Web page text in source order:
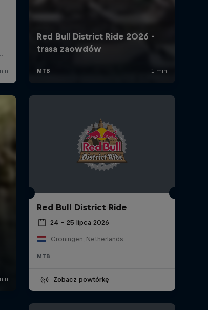
Red Bull District Ride
24 – 25 lipca 2026
Groningen, Netherlands
MTB
Zobacz powtórkę